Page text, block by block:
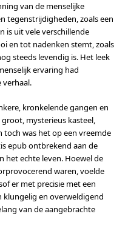
van de menselijke
tegenstrijdigheden, zoals een
is uit vele verschillende
en tot nadenken stemt, zoals
steeds levendig is. Het leek
ervaring had
verhaal.
kronkelende gangen en
mysterieus kasteel,
was het op een vreemde
epub ontbrekend aan de
het echte leven. Hoewel de
waren, voelde
er met precisie met een
en overweldigend
van de aangebrachte